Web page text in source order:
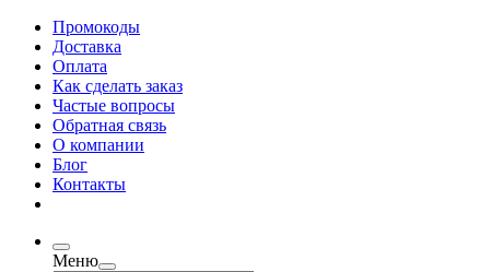
Промокоды
Доставка
Оплата
Как сделать заказ
Частые вопросы
Обратная связь
О компании
Блог
Контакты
Меню